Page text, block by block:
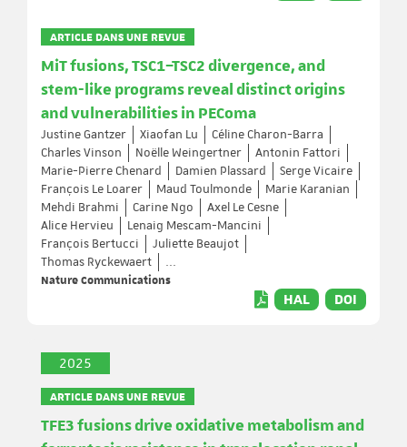
ARTICLE DANS UNE REVUE
MiT fusions, TSC1–TSC2 divergence, and
stem-like programs reveal distinct origins
and vulnerabilities in PEComa
Justine Gantzer Xiaofan Lu
Céline Charon-Barra
Charles Vinson
Noëlle Weingertner
Antonin Fattori
Marie-Pierre Chenard
Damien Plassard
Serge Vicaire
François Le Loarer
Maud Toulmonde
Marie Karanian
Mehdi Brahmi
Carine Ngo
Axel Le Cesne
Alice Hervieu
Lenaig Mescam-Mancini
François Bertucci
Juliette Beaujot
Thomas Ryckewaert
...
Nature Communications
HAL DOI
2025
ARTICLE DANS UNE REVUE
TFE3 fusions drive oxidative metabolism and